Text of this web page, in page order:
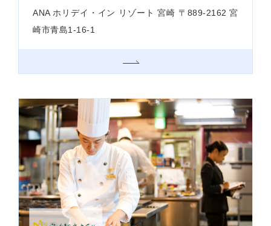
ANA ホリデイ・イン リゾート 宮崎 〒889-2162 宮
崎市青島1-16-1